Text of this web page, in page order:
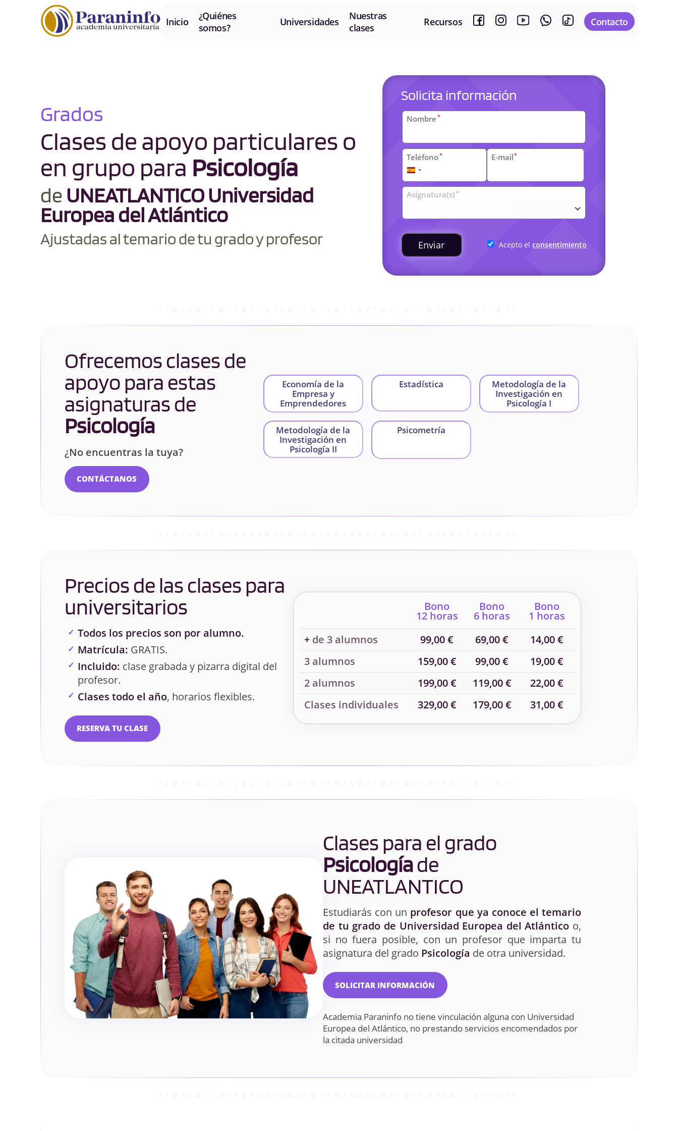
Inicio
¿Quiénes
somos?
Universidades
Nuestras
clases
Recursos Contacto
Grados
Clases de apoyo particulares o
en grupo para Psicología
de UNEATLANTICO Universidad
Europea del Atlántico
Ajustadas al temario de tu grado y profesor
Solicita información
Datos
Nombre *
Teléfono*
España
+34
E-mail*
Clases
Asignatura(s) *
Enviar Acepto elconsentimiento
Ofrecemos clases de
apoyo para estas
asignaturas de
Psicología
¿No encuentras la tuya?
CONTÁCTANOS
Economía de la
Empresa y
Emprendedores
Estadística
Metodología de la
Investigación en
Psicología I
Metodología de la
Investigación en
Psicología II
Psicometría
Precios de las clases para
universitarios
Todos los precios son por alumno.
Matrícula: GRATIS.
Incluido: clase grabada y pizarra digital del
profesor.
Clases todo el año, horarios flexibles.
RESERVA TU CLASE
Bono
12 horas
Bono
6 horas
Bono
1 horas
+de 3 alumnos 99,00 € 69,00 €
14,00 €
3 alumnos
159,00 € 99,00 €
19,00 €
2 alumnos
199,00 € 119,00 €
22,00 €
Clases individuales
329,00 € 179,00 € 31,00 €
Clases para el grado
Psicologíade
UNEATLANTICO
Estudiarás con un profesor que ya conoce el temario
de tu grado de Universidad Europea del Atlántico o,
si no fuera posible, con un profesor que imparta tu
asignatura del grado Psicología de otra universidad.
SOLICITAR INFORMACIÓN
Academia Paraninfo no tiene vinculación alguna con Universidad
Europea del Atlántico, no prestando servicios encomendados por
la citada universidad